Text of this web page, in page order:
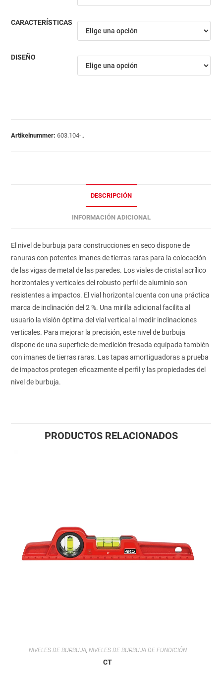
CARACTERÍSTICAS
DISEÑO
Artikelnummer:603.104-..
DESCRIPCIÓN
INFORMACIÓN ADICIONAL
El nivel de burbuja para construcciones en seco dispone de
ranuras con potentes imanes de tierras raras para la colocación
de las vigas de metal de las paredes. Los viales de cristal acrílico
horizontales y verticales del robusto perfil de aluminio son
resistentes a impactos. El vial horizontal cuenta con una práctica
marca de inclinación del 2 %. Una mirilla adicional facilita al
usuario la visión óptima del vial vertical al medir inclinaciones
verticales. Para mejorar la precisión, este nivel de burbuja
dispone de una superficie de medición fresada equipada también
con imanes de tierras raras. Las tapas amortiguadoras a prueba
de impactos protegen eficazmente el perfil y las propiedades del
nivel de burbuja.
PRODUCTOS RELACIONADOS
NIVELES DE BURBUJA, NIVELES DE BURBUJA DE FUNDICIÓN
CT